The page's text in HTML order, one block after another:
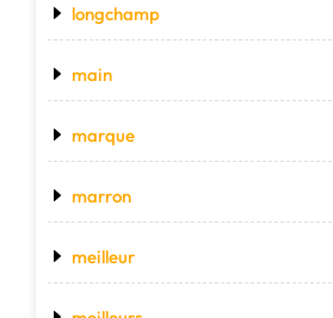
longchamp
main
marque
marron
meilleur